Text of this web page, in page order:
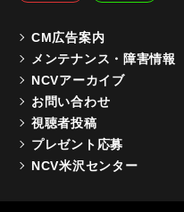
CM広告案内
メンテナンス・障害情報
NCVアーカイブ
お問い合わせ
視聴者投稿
プレゼント応募
NCV米沢センター